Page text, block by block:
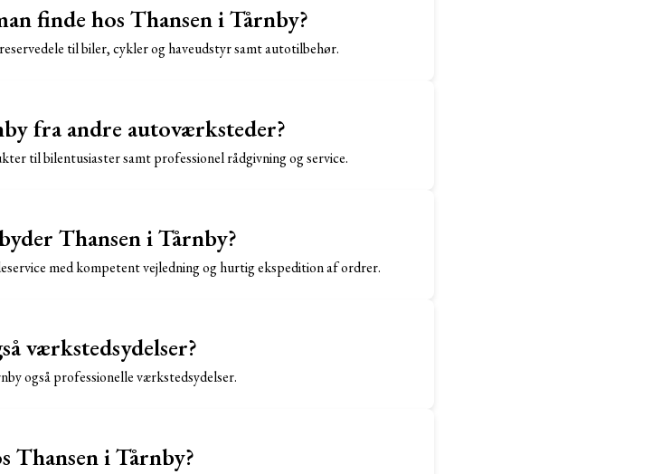
finde hos Thansen i Tårnby?
til biler, cykler og haveudstyr samt autotilbehør.
fra andre autoværksteder?
til bilentusiaster samt professionel rådgivning og service.
Thansen i Tårnby?
med kompetent vejledning og hurtig ekspedition af ordrer.
værkstedsydelser?
også professionelle værkstedsydelser.
Thansen i Tårnby?